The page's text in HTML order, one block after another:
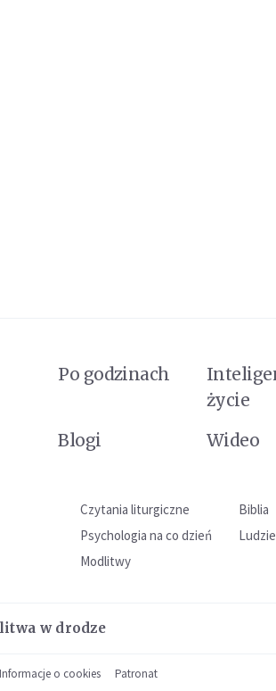
Po godzinach
życie
Blogi Wideo
Czytania liturgiczne
Biblia
Psychologia na co dzień
Modlitwy
w drodze
Informacje o cookies Patronat